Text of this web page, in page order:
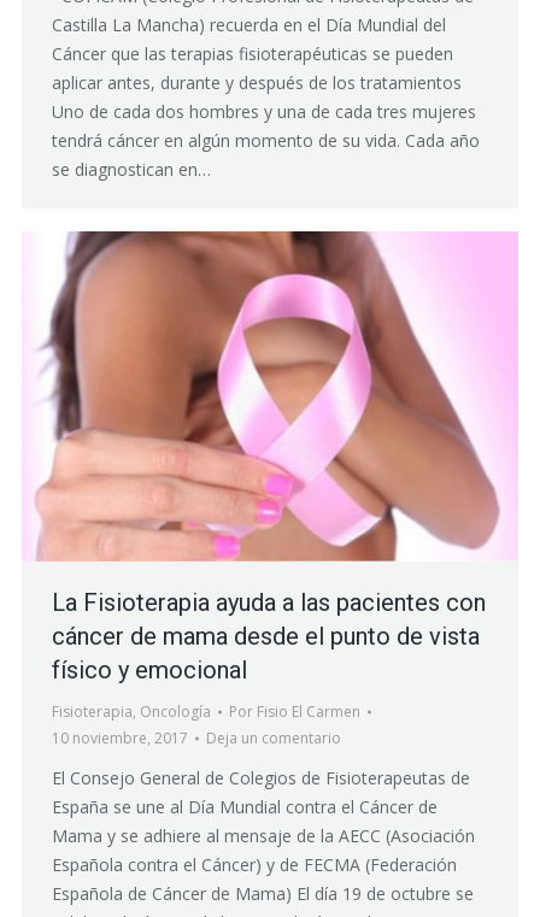
Castilla La Mancha) recuerda en el Día Mundial del
Cáncer que las terapias fisioterapéuticas se pueden
aplicar antes, durante y después de los tratamientos
Uno de cada dos hombres y una de cada tres mujeres
tendrá cáncer en algún momento de su vida. Cada año
se diagnostican en…
La Fisioterapia ayuda a las pacientes con
cáncer de mama desde el punto de vista
físico y emocional
Fisioterapia, Oncología Por Fisio El Carmen
10 noviembre, 2017
Deja un comentario
El Consejo General de Colegios de Fisioterapeutas de
España se une al Día Mundial contra el Cáncer de
Mama y se adhiere al mensaje de la AECC (Asociación
Española contra el Cáncer) y de FECMA (Federación
Española de Cáncer de Mama) El día 19 de octubre se